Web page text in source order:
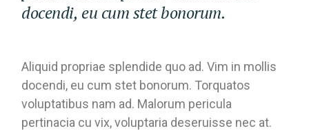
docendi, eu cum stet bonorum.
Aliquid propriae splendide quo ad. Vim in mollis
docendi, eu cum stet bonorum. Torquatos
voluptatibus nam ad. Malorum pericula
pertinacia cu vix, voluptaria deseruisse nec at.